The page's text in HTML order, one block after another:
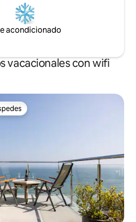
acondicionado
vacacionales con wifi
preferido